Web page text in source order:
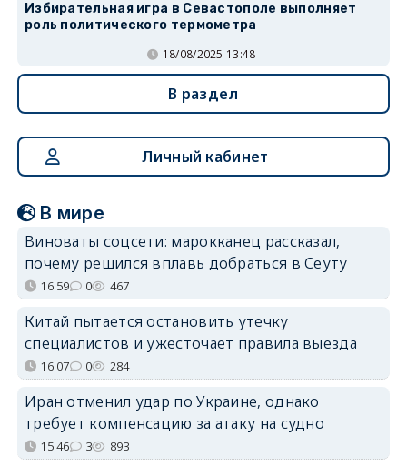
Избирательная игра в Севастополе выполняет
роль политического термометра
18/08/2025 13:48
В раздел
Личный кабинет
В мире
Виноваты соцсети: марокканец рассказал,
почему решился вплавь добраться в Сеуту
16:59 0 467
Китай пытается остановить утечку
специалистов и ужесточает правила выезда
16:07 0 284
Иран отменил удар по Украине, однако
требует компенсацию за атаку на судно
15:46 3 893